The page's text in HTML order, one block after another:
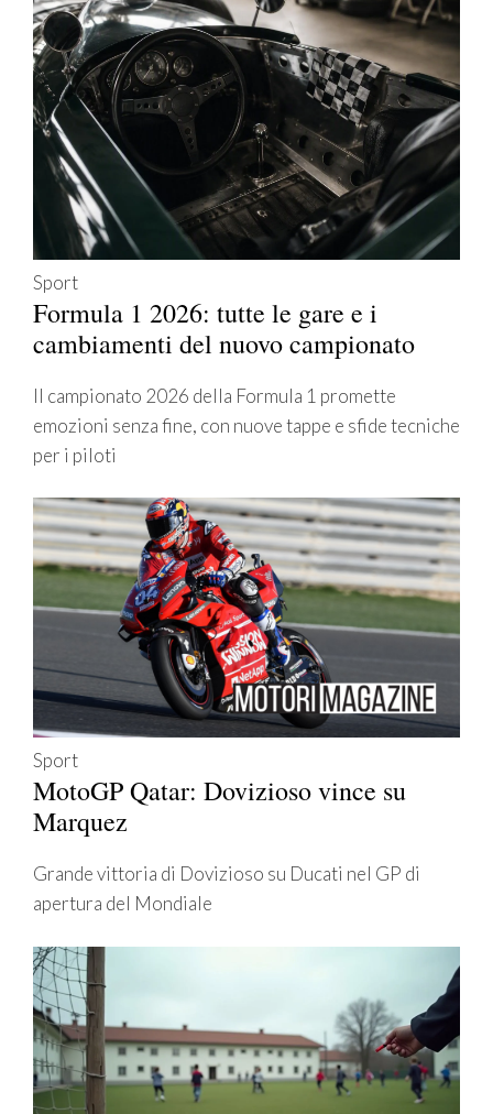
Sport
Formula 1 2026: tutte le gare e i
cambiamenti del nuovo campionato
Il campionato 2026 della Formula 1 promette
emozioni senza fine, con nuove tappe e sfide tecniche
per i piloti
Sport
MotoGP Qatar: Dovizioso vince su
Marquez
Grande vittoria di Dovizioso su Ducati nel GP di
apertura del Mondiale